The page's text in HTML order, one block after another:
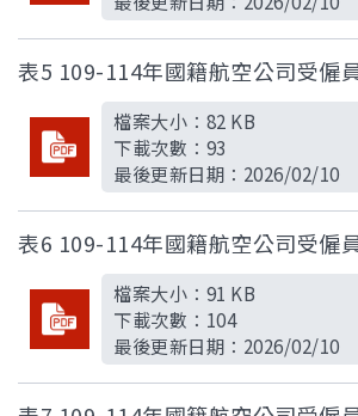
表5 109-114年國籍航空公司受僱
檔案大小： 82 KB
下載次數： 93
最後更新日期： 2026/02/10
表6 109-114年國籍航空公司受僱
檔案大小： 91 KB
下載次數： 104
最後更新日期： 2026/02/10